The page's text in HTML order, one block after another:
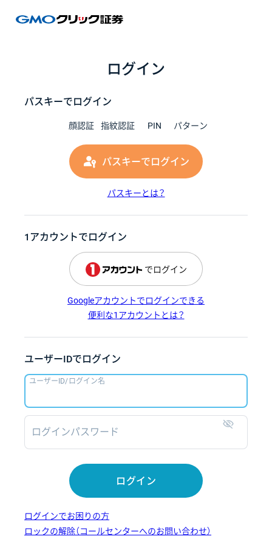
ログイン
パスキーでログイン
顔認証 指紋認証 PIN パターン
パスキーでログイン
パスキーとは？
1アカウントでログイン
でログイン
Googleアカウントでログインできる
便利な1アカウントとは？
ユーザーIDでログイン
ユーザーID/ログイン名
ログインパスワード
ログイン
ログインでお困りの方
ロックの解除（コールセンターへのお問い合わせ）